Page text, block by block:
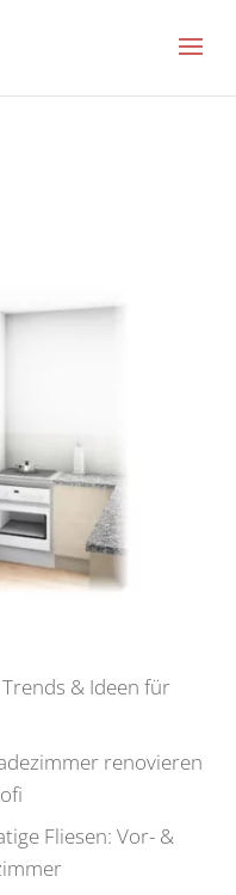
& Ideen für
renovieren
Fliesen: Vor- &